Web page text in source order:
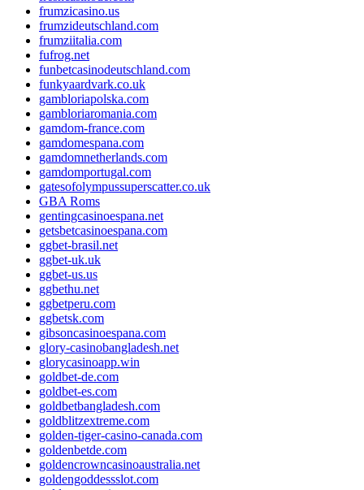
frumzicasino.us
frumzideutschland.com
frumziitalia.com
fufrog.net
funbetcasinodeutschland.com
funkyaardvark.co.uk
gambloriapolska.com
gambloriaromania.com
gamdom-france.com
gamdomespana.com
gamdomnetherlands.com
gamdomportugal.com
gatesofolympussuperscatter.co.uk
GBA Roms
gentingcasinoespana.net
getsbetcasinoespana.com
ggbet-brasil.net
ggbet-uk.uk
ggbet-us.us
ggbethu.net
ggbetperu.com
ggbetsk.com
gibsoncasinoespana.com
glory-casinobangladesh.net
glorycasinoapp.win
goldbet-de.com
goldbet-es.com
goldbetbangladesh.com
goldblitzextreme.com
golden-tiger-casino-canada.com
goldenbetde.com
goldencrowncasinoaustralia.net
goldengoddessslot.com